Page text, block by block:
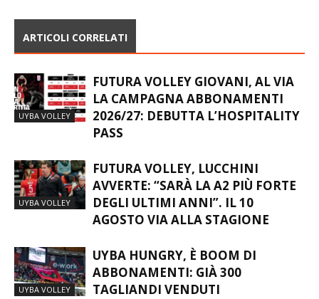
ARTICOLI CORRELATI
UYBA VOLLEY
FUTURA VOLLEY GIOVANI, AL VIA
LA CAMPAGNA ABBONAMENTI
2026/27: DEBUTTA L’HOSPITALITY
PASS
UYBA VOLLEY
FUTURA VOLLEY, LUCCHINI
AVVERTE: “SARÀ LA A2 PIÙ FORTE
DEGLI ULTIMI ANNI”. IL 10
AGOSTO VIA ALLA STAGIONE
UYBA VOLLEY
UYBA HUNGRY, È BOOM DI
ABBONAMENTI: GIÀ 300
TAGLIANDI VENDUTI